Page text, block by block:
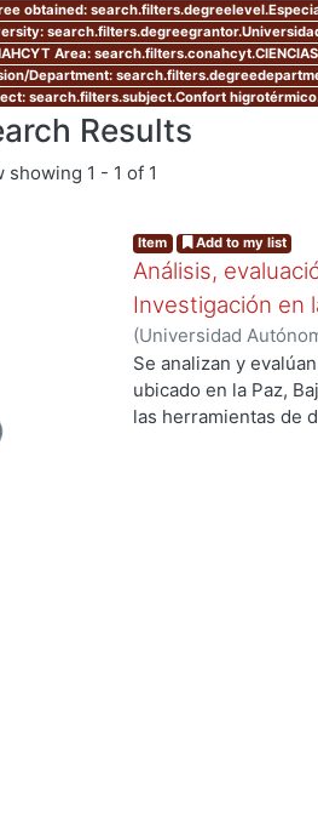
obtained:
Area: search.filters.conahcyt.CIENCIAS
Department:
search.filters.subject.Confort
Results
showing 1 - 1 of 1
Item Add to my list
Análisis,
Investigación en
(Universidad
de Servicios de
Se analizan y
ubicado en la Paz,
las herramientas de